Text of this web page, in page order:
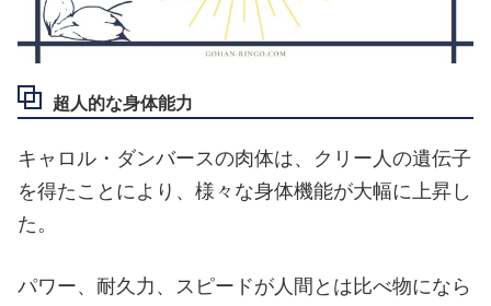
超人的な身体能力
キャロル・ダンバースの肉体は、クリー人の遺伝子
を得たことにより、様々な身体機能が大幅に上昇し
た。
パワー、耐久力、スピードが人間とは比べ物になら